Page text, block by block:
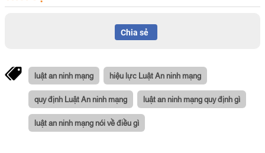
Chia sẻ
luật an ninh mạng hiệu lực Luật An ninh mạng
quy định Luật An ninh mạng luật an ninh mạng quy định gì
luật an ninh mạng nói về điều gì